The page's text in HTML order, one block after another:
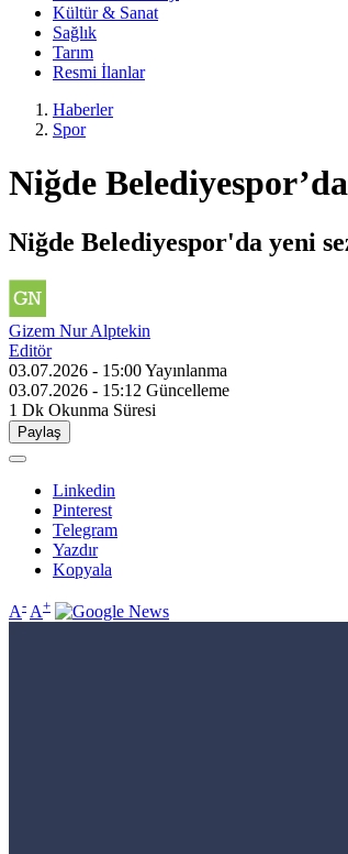
Kültür & Sanat
Sağlık
Tarım
Resmi İlanlar
Haberler
Spor
Niğde
Niğde Belediyespor'da yeni
Gizem Nur Alptekin
Editör
03.07.2026 - 15:00Yayınlanma
03.07.2026 - 15:12 Güncelleme
1 Dk Okunma Süresi
Paylaş
Linkedin
Pinterest
Telegram
Yazdır
Kopyala
A- A+